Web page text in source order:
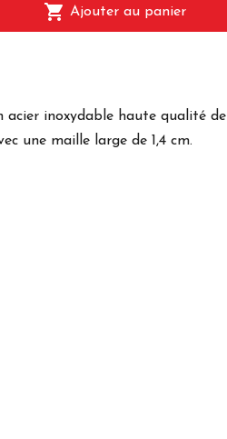
shopping_cart Ajouter au panier
acier inoxydable haute qualité de
une maille large de 1,4 cm.